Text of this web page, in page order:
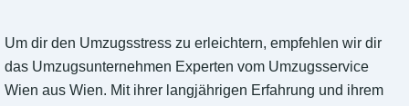
Um dir den Umzugsstress zu erleichtern, empfehlen wir dir
das Umzugsunternehmen Experten vom Umzugsservice
Wien aus Wien. Mit ihrer langjährigen Erfahrung und ihrem